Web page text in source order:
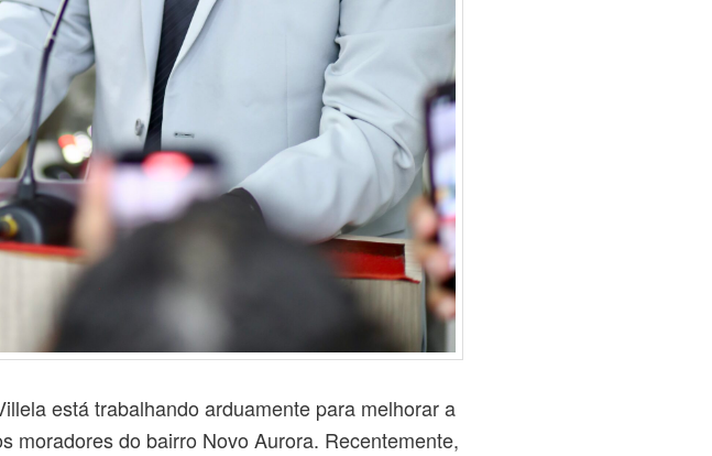
está trabalhando arduamente para melhorar a
moradores do bairro Novo Aurora. Recentemente,